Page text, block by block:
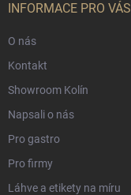
INFORMACE PRO VÁS
O nás
Kontakt
Showroom Kolín
Napsali o nás
Pro gastro
Pro firmy
Láhve a etikety na míru